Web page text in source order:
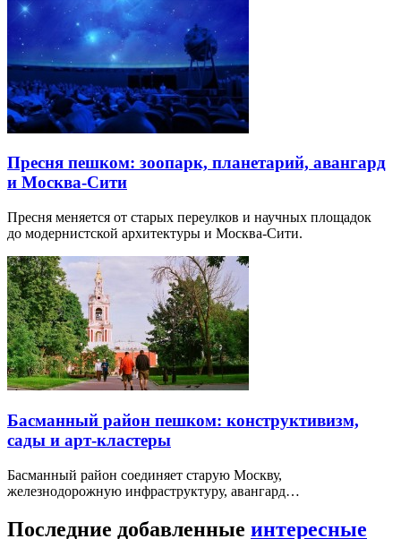
Пресня пешком: зоопарк, планетарий, авангард
и Москва-Сити
Пресня меняется от старых переулков и научных площадок
до модернистской архитектуры и Москва-Сити.
Басманный район пешком: конструктивизм,
сады и арт-кластеры
Басманный район соединяет старую Москву,
железнодорожную инфраструктуру, авангард…
Последние добавленные интересные